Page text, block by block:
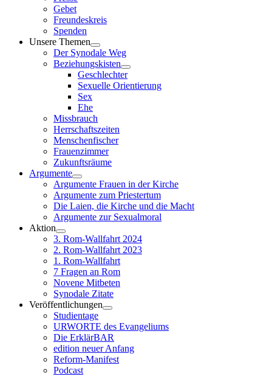
Gebet
Freundeskreis
Spenden
Unsere Themen
Der Synodale Weg
Beziehungskisten
Geschlechter
Sexuelle Orientierung
Sex
Ehe
Missbrauch
Herrschaftszeiten
Menschenfischer
Frauenzimmer
Zukunftsräume
Argumente
Argumente Frauen in der Kirche
Argumente zum Priestertum
Die Laien, die Kirche und die Macht
Argumente zur Sexualmoral
Aktion
3. Rom-Wallfahrt 2024
2. Rom-Wallfahrt 2023
1. Rom-Wallfahrt
7 Fragen an Rom
Novene Mitbeten
Synodale Zitate
Veröffentlichungen
Studientage
URWORTE des Evangeliums
Die ErklärBAR
edition neuer Anfang
Reform-Manifest
Podcast